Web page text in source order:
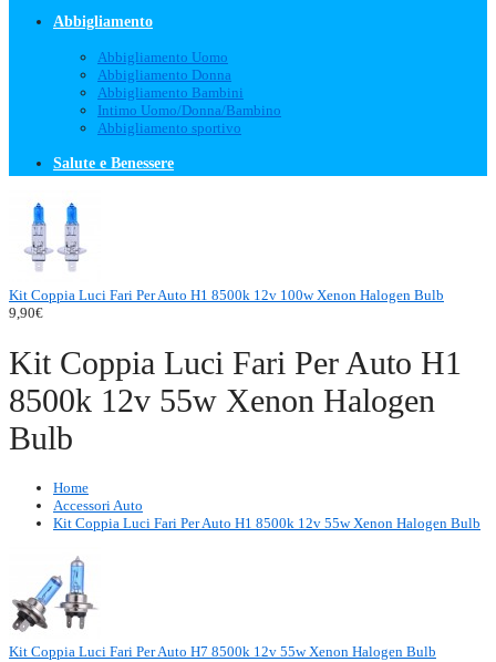
Abbigliamento
Abbigliamento Uomo
Abbigliamento Donna
Abbigliamento Bambini
Intimo Uomo/Donna/Bambino
Abbigliamento sportivo
Salute e Benessere
Kit Coppia Luci Fari Per Auto H1 8500k 12v 100w Xenon Halogen Bulb
9,90€
Kit Coppia Luci Fari Per Auto H1
8500k 12v 55w Xenon Halogen
Bulb
Home
Accessori Auto
Kit Coppia Luci Fari Per Auto H1 8500k 12v 55w Xenon Halogen Bulb
Kit Coppia Luci Fari Per Auto H7 8500k 12v 55w Xenon Halogen Bulb